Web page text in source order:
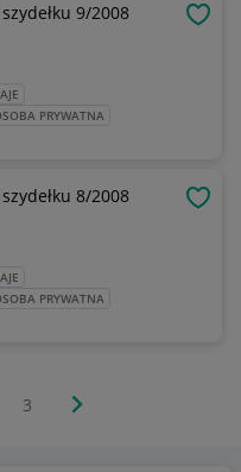
9/2008
PRYWATNA
8/2008
PRYWATNA
3 Następna strona